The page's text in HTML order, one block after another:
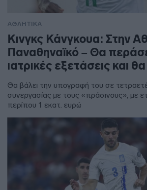
ΑΘΛΗΤΙΚΑ
Κινγκς Κάνγκουα: Στην
Παναθηναϊκό – Θα
ιατρικές εξετάσεις και
Θα βάλει την υπογραφή του σε
συνεργασίας με τους «πράσινους», με
περίπου 1 εκατ. ευρώ